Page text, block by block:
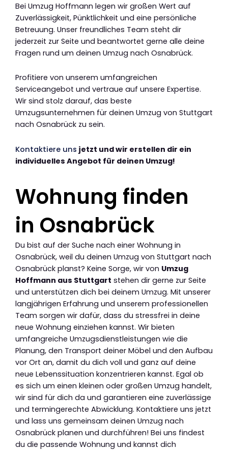
Bei Umzug Hoffmann legen wir großen Wert auf
Zuverlässigkeit, Pünktlichkeit und eine persönliche
Betreuung. Unser freundliches Team steht dir
jederzeit zur Seite und beantwortet gerne alle deine
Fragen rund um deinen Umzug nach Osnabrück.
Profitiere von unserem umfangreichen
Serviceangebot und vertraue auf unsere Expertise.
Wir sind stolz darauf, das beste
Umzugsunternehmen für deinen Umzug von Stuttgart
nach Osnabrück zu sein.
Kontaktiere uns jetzt und wir erstellen dir ein
individuelles Angebot für deinen Umzug!
Wohnung finden
in Osnabrück
Du bist auf der Suche nach einer Wohnung in
Osnabrück, weil du deinen Umzug von Stuttgart nach
Osnabrück planst? Keine Sorge, wir von Umzug
Hoffmann aus Stuttgart stehen dir gerne zur Seite
und unterstützen dich bei deinem Umzug. Mit unserer
langjährigen Erfahrung und unserem professionellen
Team sorgen wir dafür, dass du stressfrei in deine
neue Wohnung einziehen kannst. Wir bieten
umfangreiche Umzugsdienstleistungen wie die
Planung, den Transport deiner Möbel und den Aufbau
vor Ort an, damit du dich voll und ganz auf deine
neue Lebenssituation konzentrieren kannst. Egal ob
es sich um einen kleinen oder großen Umzug handelt,
wir sind für dich da und garantieren eine zuverlässige
und termingerechte Abwicklung. Kontaktiere uns jetzt
und lass uns gemeinsam deinen Umzug nach
Osnabrück planen und durchführen! Bei uns findest
du die passende Wohnung und kannst dich